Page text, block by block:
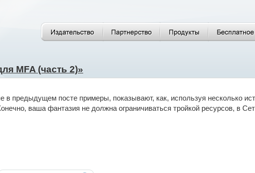
MFA (часть 2)»
в предыдущем посте примеры, показывают, как, используя несколько
ваша фантазия не должна ограничиваться тройкой ресурсов, в